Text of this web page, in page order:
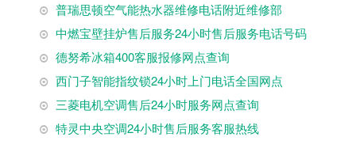
普瑞思顿空气能热水器维修电话附近维修部
中燃宝壁挂炉售后服务24小时售后服务电话号码
德努希冰箱400客服报修网点查询
西门子智能指纹锁24小时上门电话全国网点
三菱电机空调售后24小时服务网点查询
特灵中央空调24小时售后服务客服热线